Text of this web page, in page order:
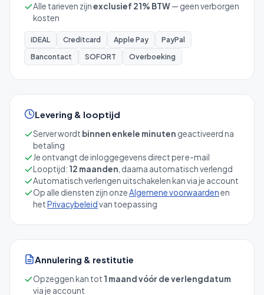
Alle tarieven zijnexclusief 21% BTW— geen verborgen
kosten
iDEAL Creditcard Apple Pay
PayPal
Bancontact
SOFORT Overboeking
Levering & looptijd
Server wordt binnen enkele minuten geactiveerd na
betaling
Je ontvangt de inloggegevens direct per e-mail
Looptijd: 12 maanden , daarna automatisch verlengd
Automatisch verlengen uitschakelen kan via je account
Op alle diensten zijn onzeAlgemene voorwaardenen
hetPrivacybeleidvan toepassing
Annulering & restitutie
Opzeggen kan tot 1 maand vóór de verlengdatum
via je account